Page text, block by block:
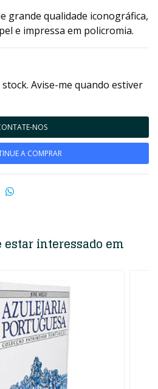
grande qualidade iconográfica,
e impressa em policromia.
Avise-me quando estiver
NOS
A COMPRAR
estar interessado em